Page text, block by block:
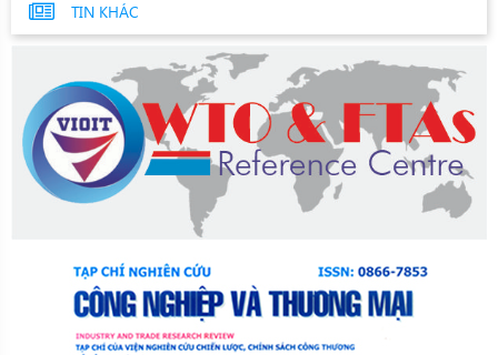
TIN KHÁC